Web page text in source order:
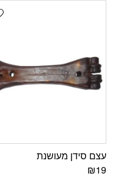
עצם סידן מעושנת
₪19